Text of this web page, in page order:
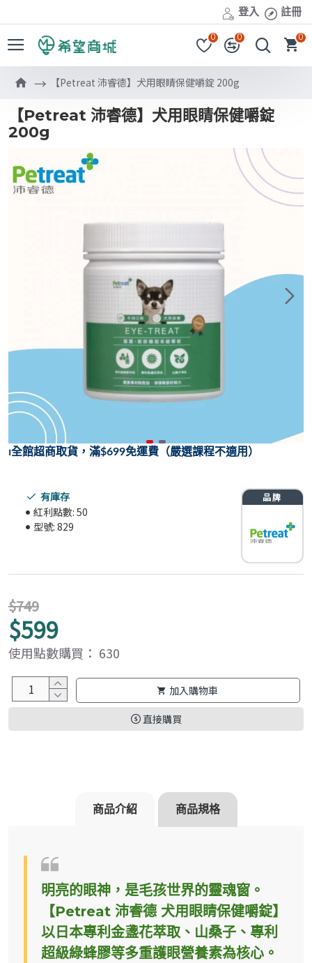
登入 註冊
0 0 0
【Petreat 沛睿德】犬用眼睛保健嚼錠 200g
【Petreat 沛睿德】犬用眼睛保健嚼錠
200g
⏐全館超商取貨，滿$699免運費（嚴選課程不適用）
有庫存
紅利點數: 50
型號: 829
$599
$749
使用點數購買： 630
加入購物車
直接購買
商品介紹 商品規格
明亮的眼神，是毛孩世界的靈魂窗。
【Petreat 沛睿德 犬用眼睛保健嚼錠】
以日本專利金盞花萃取、山桑子、專利
超級綠蜂膠等多重護眼營養素為核心。